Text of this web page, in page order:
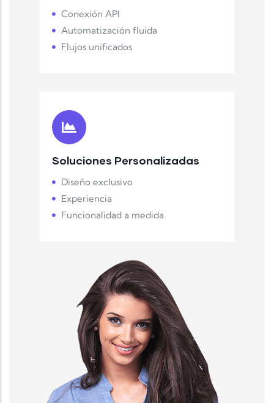
Conexión API
Automatización fluida
Flujos unificados
Soluciones Personalizadas
Diseño exclusivo
Experiencia
Funcionalidad a medida